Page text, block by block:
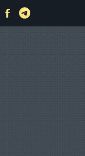
Facebook